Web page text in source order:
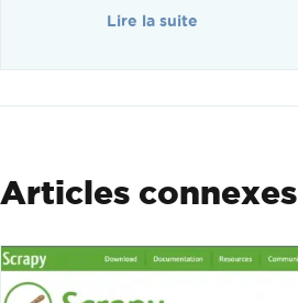
Lire la suite
Articles connexes